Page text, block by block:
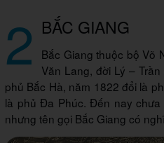
2 BẮC GIANG
Bắc Giang thuộc bộ Võ
Văn Lang, đời Lý –
phủ Bắc Hà, năm 1822 đổi là
là phủ Đa Phúc. Đến nay
nhưng tên gọi Bắc Giang có